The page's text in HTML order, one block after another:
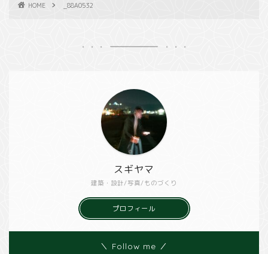
HOME _88A0532
建築・設計/写真/ものづくり
スギヤマ
プロフィール
＼ Follow me ／